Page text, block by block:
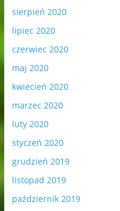
sierpień 2020
lipiec 2020
czerwiec 2020
maj 2020
kwiecień 2020
marzec 2020
luty 2020
styczeń 2020
grudzień 2019
listopad 2019
październik 2019